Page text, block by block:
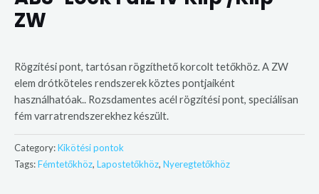
ZW
Rögzítési pont, tartósan rögzíthető korcolt tetőkhöz. A ZW
elem drótköteles rendszerek köztes pontjaiként
használhatóak.. Rozsdamentes acél rögzítési pont, speciálisan
fém varratrendszerekhez készült.
Category:Kikötési pontok
Tags:Fémtetőkhöz, Lapostetőkhöz, Nyeregtetőkhöz